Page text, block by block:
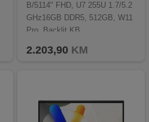
B/5114" FHD, U7 255U 1.7/5.2
GHz16GB DDR5, 512GB, W11
Pro, Backlit KB
2.203,90 KM